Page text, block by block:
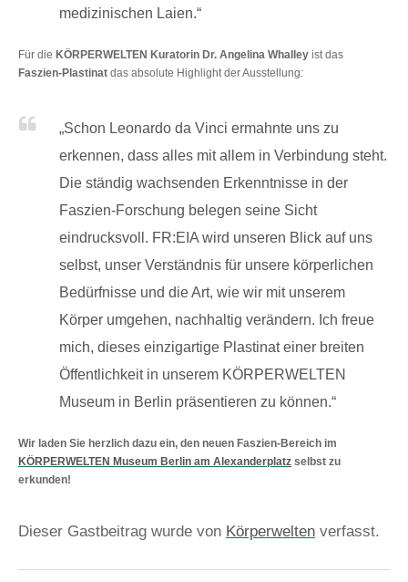
medizinischen Laien.“
Für die KÖRPERWELTEN Kuratorin Dr. Angelina Whalley ist das
Faszien-Plastinat das absolute Highlight der Ausstellung:
„Schon Leonardo da Vinci ermahnte uns zu
erkennen, dass alles mit allem in Verbindung steht.
Die ständig wachsenden Erkenntnisse in der
Faszien-Forschung belegen seine Sicht
eindrucksvoll. FR:EIA wird unseren Blick auf uns
selbst, unser Verständnis für unsere körperlichen
Bedürfnisse und die Art, wie wir mit unserem
Körper umgehen, nachhaltig verändern. Ich freue
mich, dieses einzigartige Plastinat einer breiten
Öffentlichkeit in unserem KÖRPERWELTEN
Museum in Berlin präsentieren zu können.“
Wir laden Sie herzlich dazu ein, den neuen Faszien-Bereich im
KÖRPERWELTEN Museum Berlin am Alexanderplatz selbst zu
erkunden!
Dieser Gastbeitrag wurde von Körperwelten verfasst.